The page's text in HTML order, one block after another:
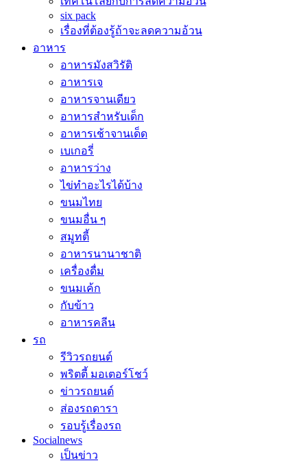
six pack
เรื่องที่ต้องรู้ถ้าจะลดความอ้วน
อาหาร
อาหารมังสวิรัติ
อาหารเจ
อาหารจานเดียว
อาหารสำหรับเด็ก
อาหารเช้าจานเด็ด
เบเกอรี่
อาหารว่าง
ไข่ทำอะไรได้บ้าง
ขนมไทย
ขนมอื่น ๆ
สมูทตี้
อาหารนานาชาติ
เครื่องดื่ม
ขนมเค้ก
กับข้าว
อาหารคลีน
รถ
รีวิวรถยนต์
พริตตี้ มอเตอร์โชว์
ข่าวรถยนต์
ส่องรถดารา
รอบรู้เรื่องรถ
Socialnews
เป็นข่าว